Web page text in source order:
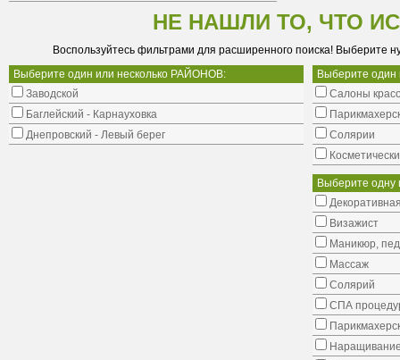
НЕ НАШЛИ ТО, ЧТО
Воспользуйтесь фильтрами для расширенного поиска! Выберите
Выберите один или несколько РАЙОНОВ:
Заводской
Баглейский - Карнауховка
Днепровский - Левый берег
Выберите
Салоны
Солярии
Выберите одну
Визажист
Маникюр,
Массаж
Солярий
СПА